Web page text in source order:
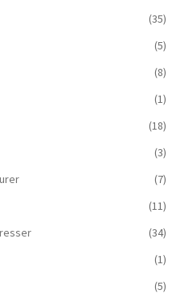
(35)
(5)
(8)
(1)
(18)
(3)
(7)
(11)
(34)
(1)
(5)